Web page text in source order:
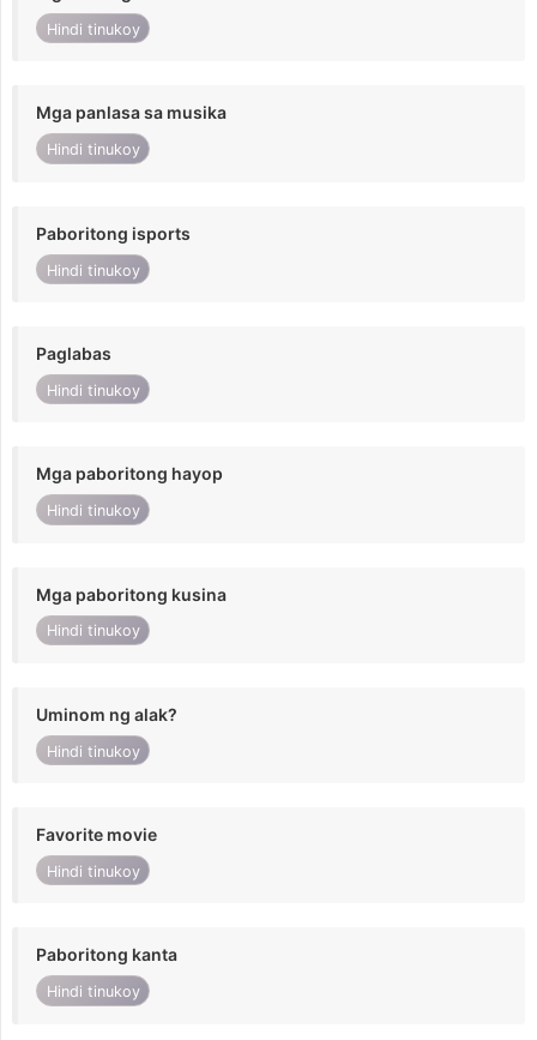
Hindi tinukoy
Mga panlasa sa musika
Hindi tinukoy
Paboritong isports
Hindi tinukoy
Paglabas
Hindi tinukoy
Mga paboritong hayop
Hindi tinukoy
Mga paboritong kusina
Hindi tinukoy
Uminom ng alak?
Hindi tinukoy
Favorite movie
Hindi tinukoy
Paboritong kanta
Hindi tinukoy